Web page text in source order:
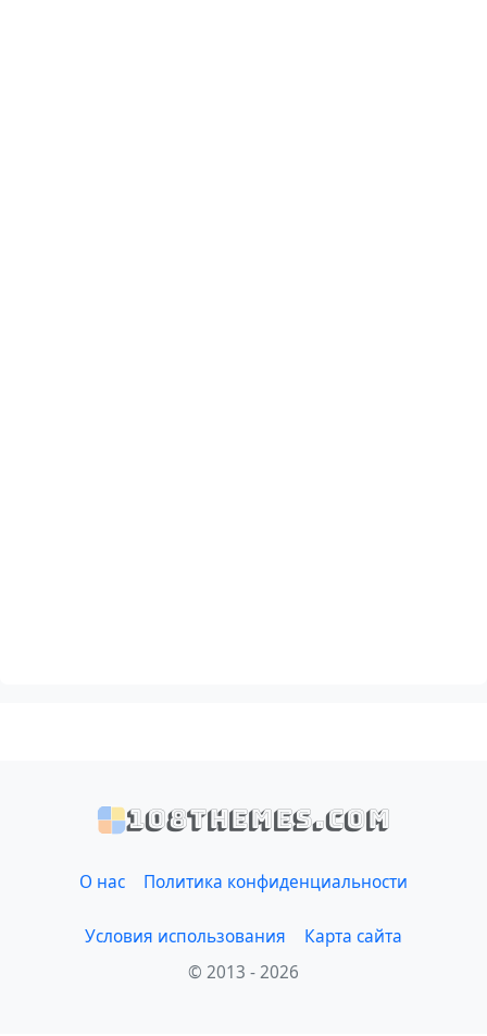
108themes.com
О нас Политика конфиденциальности
Условия использования
Карта сайта
© 2013 - 2026